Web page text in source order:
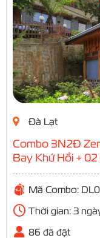
Đà Lạt
Combo 3N2Đ
Bay Khứ Hồi +
Mã Combo:
Thời gian: 3
86 đã đặt